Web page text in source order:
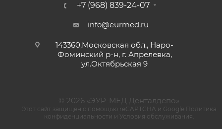
+7 (968) 839-24-07
info@eurmed.ru
143360,Московская обл., Наро-
Фоминский р-н, г. Апрелевка,
ул.Октябрьская 9
© 2026 «ЭУР-МЕД Денталдепо»
Этот сайт защищен с помощью reCAPTCHA и Google Политика
конфиденциальности и Условия обслуживания